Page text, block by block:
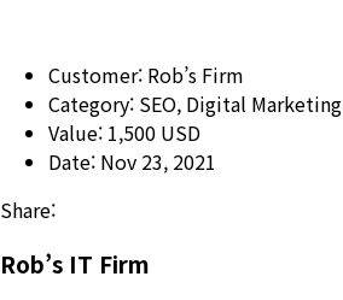
Customer: Rob’s Firm
Category: SEO, Digital Marketing
Value: 1,500 USD
Date: Nov 23, 2021
Share:
Rob’s IT Firm